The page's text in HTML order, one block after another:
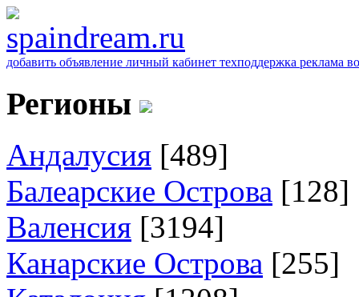
добавить объявление личный кабинет техподдержка реклама
Регионы
Андалусия [489]
Балеарские Острова [128]
Валенсия [3194]
Канарские Острова [255]